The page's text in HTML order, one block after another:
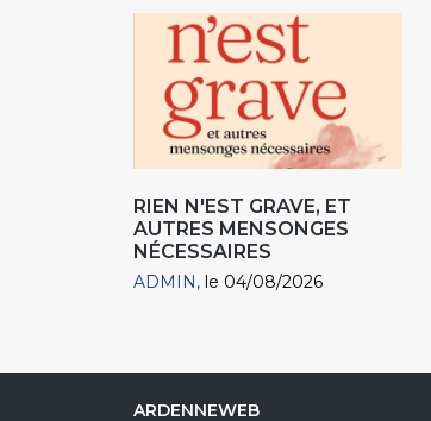
RIEN N'EST GRAVE, ET
AUTRES MENSONGES
NÉCESSAIRES
ADMIN le 04/08/2026
ARDENNEWEB